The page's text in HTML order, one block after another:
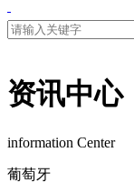
资讯中心
information Center
葡萄牙